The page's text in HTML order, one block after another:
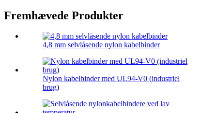
Fremhævede Produkter
4,8 mm selvlåsende nylon kabelbinder
Nylon kabelbinder med UL94-V0 (industriel
brug)